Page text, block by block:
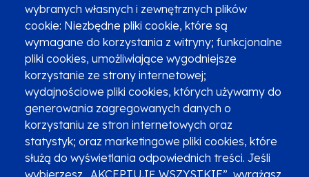
wybranych własnych i zewnętrznych plików
cookie: Niezbędne pliki cookie, które są
wymagane do korzystania z witryny; funkcjonalne
pliki cookies, umożliwiające wygodniejsze
korzystanie ze strony internetowej;
wydajnościowe pliki cookies, których używamy do
generowania zagregowanych danych o
korzystaniu ze stron internetowych oraz
statystyk; oraz marketingowe pliki cookies, które
służą do wyświetlania odpowiednich treści. Jeśli
wybierzesz „AKCEPTUJĘ WSZYSTKIE”, wyrażasz
Zgłoszenia podejrzenia niezgodności z KPP i KPON
Newsletter
Fundusze SMS-em
Najczęściej zadawane pytania
Promocja projektu